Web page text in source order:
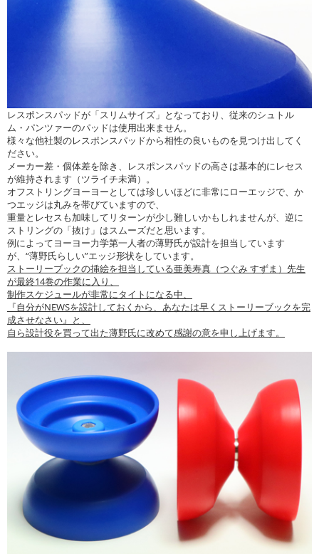
レスポンスパッドが「スリムサイズ」となっており、従来のシュトル
ム・パンツァーのパッドは使用出来ません。
様々な他社製のレスポンスパッドから相性の良いものを見つけ出してく
ださい。
メーカー差・個体差を除き、レスポンスパッドの高さは基本的にレセス
が維持されます（ツライチ未満）。
オフストリングヨーヨーとしては珍しいほどに非常にローエッジで、か
つエッジは丸みを帯びていますので、
重量とレセスも加味してリターンが少し難しいかもしれませんが、逆に
ストリングの「抜け」はスムーズだと思います。
例によってヨーヨー力学第一人者の薄野氏が設計を担当しています
が、“薄野氏らしい”エッジ形状をしています。
ストーリーブックの挿絵を担当している亜美寿真（つぐみ すずま）先生
が最終14巻の作業に入り、
制作スケジュールが非常にタイトになる中、
『自分がNEWSを設計しておくから、あなたは早くストーリーブックを完
成させなさい』と、
自ら設計役を買って出た薄野氏に改めて感謝の意を申し上げます。